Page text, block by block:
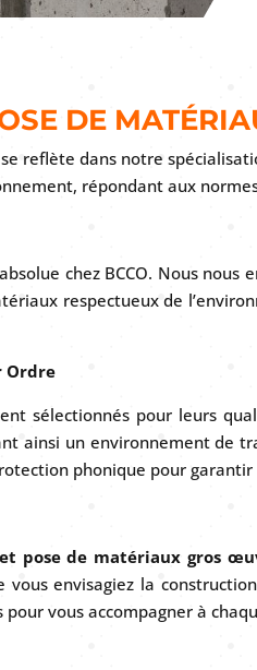
DE
se reflète dans notre
répondant aux
chez BCCO. Nous
respectueux de
Ordre
sélectionnés pour leurs
ainsi un environnement
phonique pour
pose de matériaux gros
envisagiez la
vous accompagner à